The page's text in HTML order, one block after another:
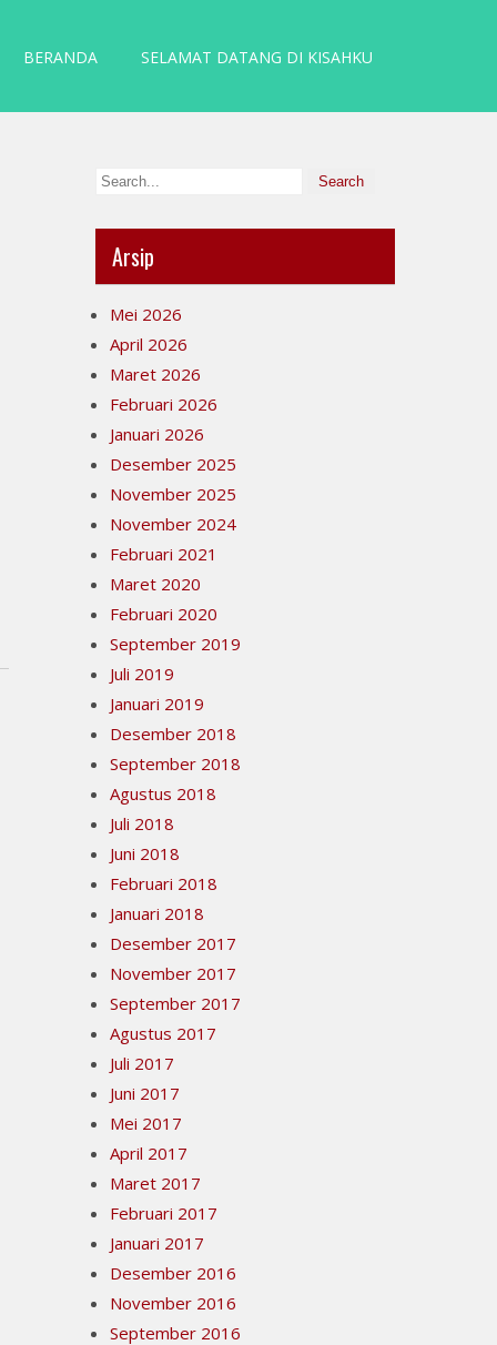
BERANDA SELAMAT DATANG DI KISAHKU
Arsip
Mei 2026
April 2026
Maret 2026
Februari 2026
Januari 2026
Desember 2025
November 2025
November 2024
Februari 2021
Maret 2020
Februari 2020
September 2019
Juli 2019
Januari 2019
Desember 2018
September 2018
Agustus 2018
Juli 2018
Juni 2018
Februari 2018
Januari 2018
Desember 2017
November 2017
September 2017
Agustus 2017
Juli 2017
Juni 2017
Mei 2017
April 2017
Maret 2017
Februari 2017
Januari 2017
Desember 2016
November 2016
September 2016